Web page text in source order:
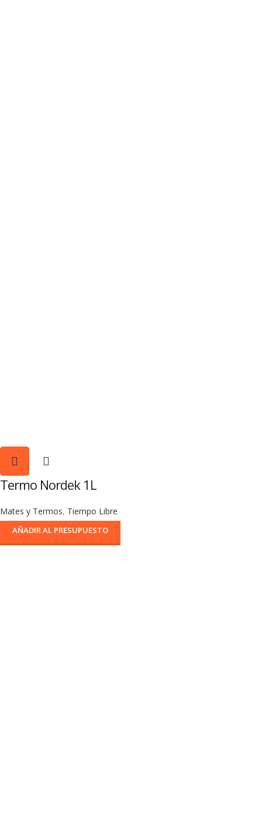
Termo Nordek 1L
Mates y Termos, Tiempo Libre
AÑADIR AL PRESUPUESTO